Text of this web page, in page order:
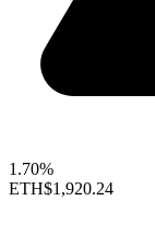
1.70%
ETH$1,920.24